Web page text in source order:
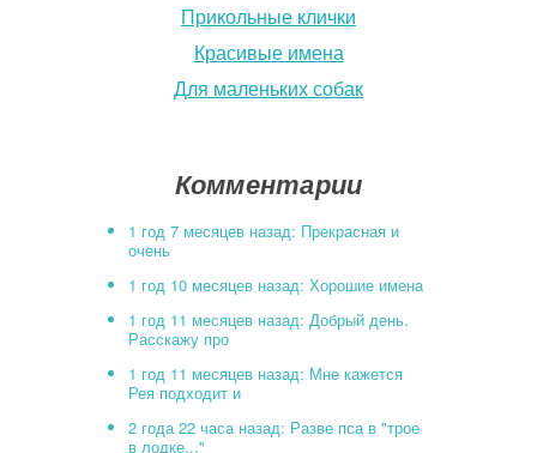
Прикольные клички
Красивые имена
Для маленьких собак
Комментарии
1 год 7 месяцев назад: Прекрасная и
очень
1 год 10 месяцев назад: Хорошие имена
1 год 11 месяцев назад: Добрый день.
Расскажу про
1 год 11 месяцев назад: Мне кажется
Рея подходит и
2 года 22 часа назад: Разве пса в "трое
в лодке..."